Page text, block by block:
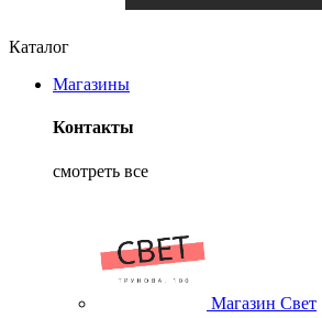
Каталог
Магазины
Контакты
смотреть все
Магазин Свет